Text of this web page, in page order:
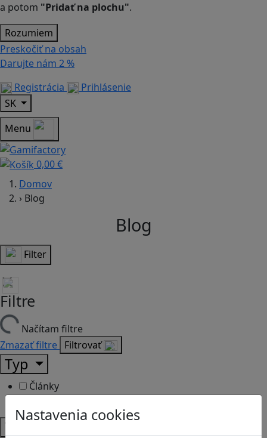
a potom "Pridať na plochu".
Rozumiem
Preskočiť na obsah
Darujte nám 2 %
Registrácia
Prihlásenie
SK
Menu
0,00 €
Nastavenia cookies
Domov
› Blog
Blog
Filter
Filtre
Načítam filtre
Zmazať filtre Filtrovať
Typ
Články
Vek